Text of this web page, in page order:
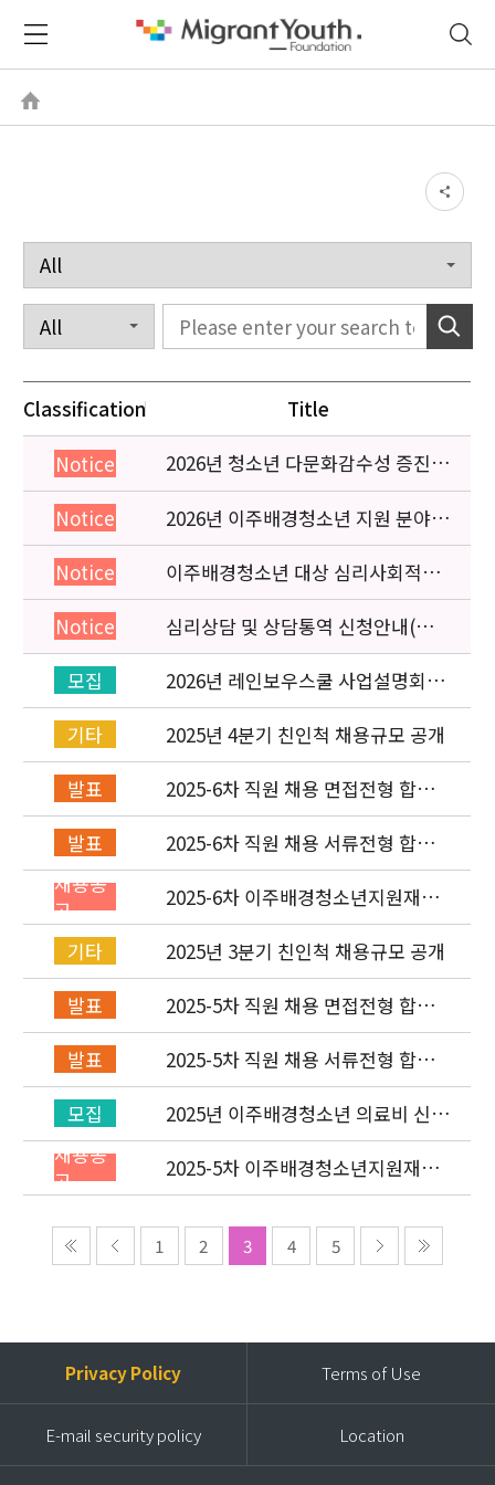
Classification Title
Notice
2026년 청소년 다문화감수성 증진
프로그램 「다가감」신청기관 안내
Notice
2026년 이주배경청소년 지원 분야
종사자 역량강화 교육 일정 안내
Notice
이주배경청소년 대상 심리사회적응
검사 연수동영상 개편 안내
Notice
심리상담 및 상담통역 신청안내(의뢰
서첨부)
모집
2026년 레인보우스쿨 사업설명회(온
라인) 안내
기타
2025년 4분기 친인척 채용규모 공개
발표
2025-6차 직원 채용 면접전형 합격
자 발표 및 적격심사 안내
발표
2025-6차 직원 채용 서류전형 합격
자 발표 및 면접전형 안내
채용공
고
2025-6차 이주배경청소년지원재단
직원(기획운영실) 채용공고
(~11/16)
기타
2025년 3분기 친인척 채용규모 공개
발표
2025-5차 직원 채용 면접전형 합격
자 발표 및 적격심사 안내
발표
2025-5차 직원 채용 서류전형 합격
자 발표 및 면접전형 안내
모집
2025년 이주배경청소년 의료비 신청
(3차) 안내
채용공
고
2025-5차 이주배경청소년지원재단
직원(개발협력부) 채용공고 (~9/14)
1 2 3 4 5
Privacy Policy Terms of Use
E-mail security policy Location